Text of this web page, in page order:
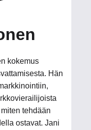
kokemus
Hän
tehdään
ostavat. Jani